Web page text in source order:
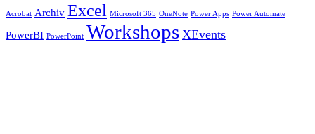
Acrobat Archiv Excel Microsoft 365 OneNote Power Apps Power Automate
PowerBI PowerPoint Workshops XEvents